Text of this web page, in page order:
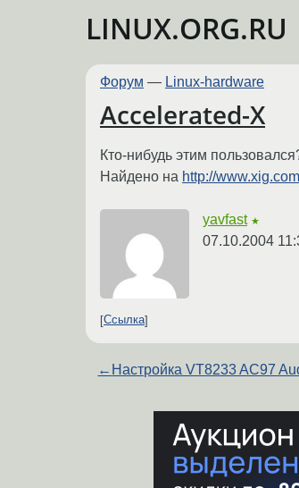
LINUX.ORG.RU
Форум — Linux-hardware
Accelerated-X
Кто-нибудь этим
Найдено на http://
yavfast ★
07.10.2004
Ссылка
← Настройка VT8233 AC97